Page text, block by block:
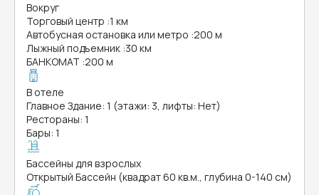
Вокруг
Торговый центр :1 км
Автобусная остановка или метро :200 м
Лыжный подъемник :30 км
БАНКОМАТ :200 м
В отеле
Главное Здание: 1 (этажи: 3, лифты: Нет)
Рестораны: 1
Бары: 1
Бассейны для взрослых
Открытый Бассейн (квадрат 60 кв.м., глубина 0-140 см)